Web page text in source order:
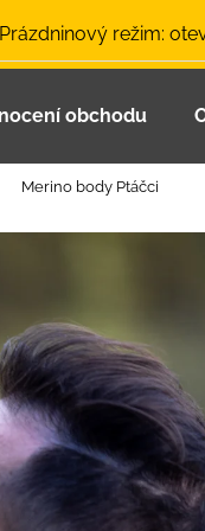
režim:
obchodu
Merino body Ptáčci
Co
LETNÍ ČEPICE UV 30